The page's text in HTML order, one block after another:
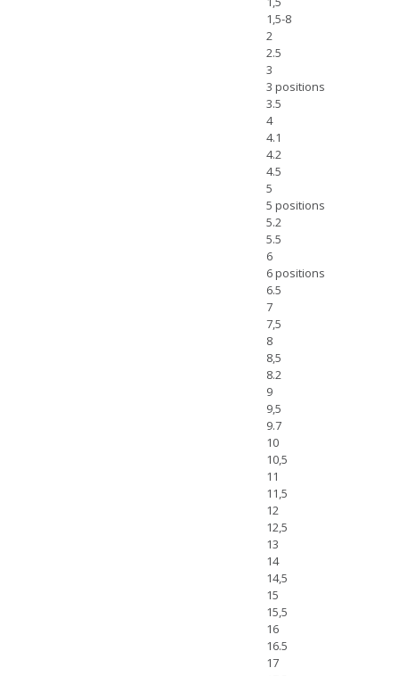
1,5-8
2
2.5
3
3 positions
3.5
4
4.1
4.2
4.5
5
5 positions
5.2
5.5
6
6 positions
6.5
7
7,5
8
8,5
8.2
9
9,5
9.7
10
10,5
11
11,5
12
12,5
13
14
14,5
15
15,5
16
16.5
17